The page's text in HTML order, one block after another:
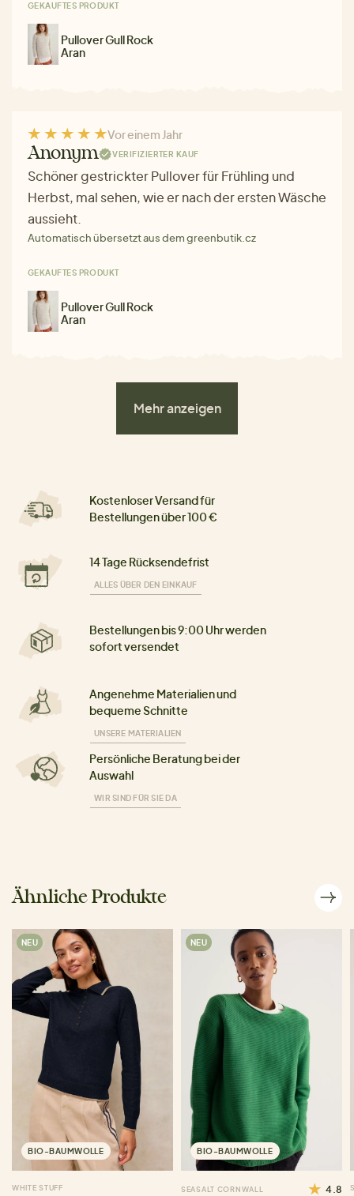
GEKAUFTES PRODUKT
Pullover Gull Rock
Aran
Vor einem Jahr
Anonym VERIFIZIERTER KAUF
Schöner gestrickter Pullover für Frühling und
Herbst, mal sehen, wie er nach der ersten Wäsche
aussieht.
Automatisch übersetzt aus dem greenbutik.cz
GEKAUFTES PRODUKT
Pullover Gull Rock
Aran
Mehr anzeigen
Kostenloser Versand für
Bestellungen über 100 €
14 Tage Rücksendefrist
ALLES ÜBER DEN EINKAUF
Bestellungen bis 9:00 Uhr werden
sofort versendet
Angenehme Materialien und
bequeme Schnitte
UNSERE MATERIALIEN
Persönliche Beratung bei der
Auswahl
WIR SIND FÜR SIE DA
Ähnliche Produkte
NEU
BIO-BAUMWOLLE
WHITE STUFF
NEU
BIO-BAUMWOLLE
SEASALT CORNWALL 4.8